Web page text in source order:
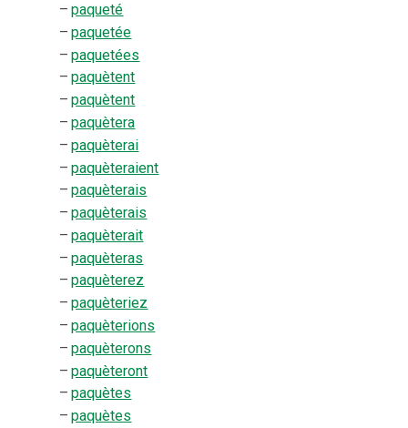
– paqueté
– paquetée
– paquetées
– paquètent
– paquètent
– paquètera
– paquèterai
– paquèteraient
– paquèterais
– paquèterais
– paquèterait
– paquèteras
– paquèterez
– paquèteriez
– paquèterions
– paquèterons
– paquèteront
– paquètes
– paquètes